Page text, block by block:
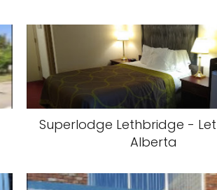
Superlodge Lethbridge -
Alberta